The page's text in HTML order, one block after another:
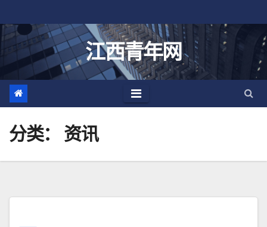
至
江西青年网
分类： 资讯